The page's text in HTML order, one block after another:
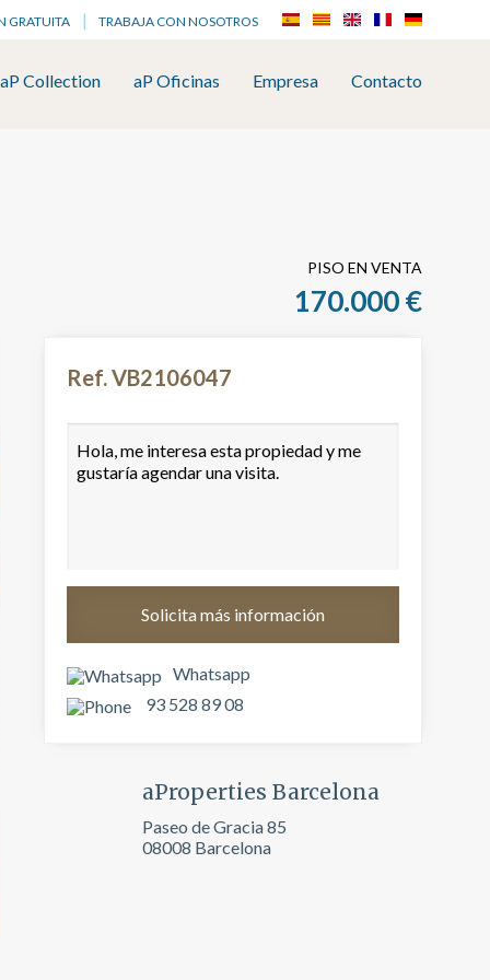
GRATUITA TRABAJA CON NOSOTROS
aP Collection aP Oficinas Empresa Contacto
PISO EN VENTA
170.000 €
Ref. VB2106047
Whatsapp
93 528 89 08
aProperties Barcelona
Paseo de Gracia 85
08008 Barcelona